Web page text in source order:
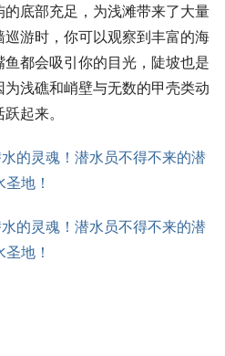
底部充足，为浅滩带来了大量
游时，你可以观察到丰富的海
都会吸引你的目光，陡坡也是
浅礁和峭壁与无数的甲壳类动
起来。